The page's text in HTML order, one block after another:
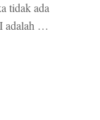
tidak ada
adalah …